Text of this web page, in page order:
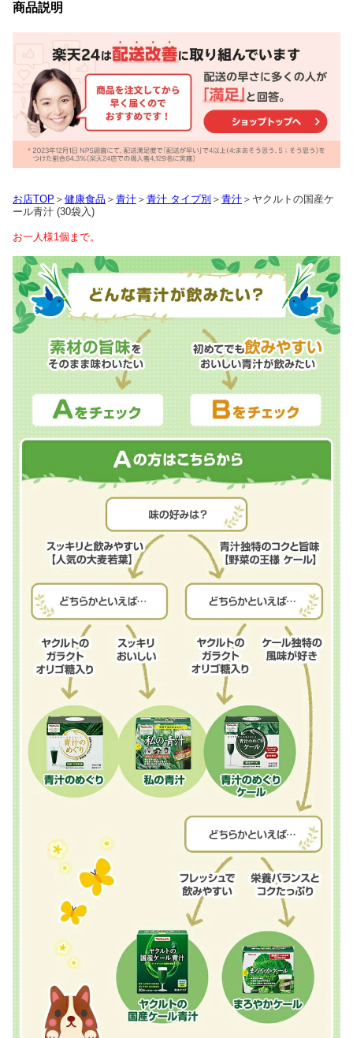
商品説明
お店TOP ＞ 健康食品 ＞ 青汁 ＞ 青汁 タイプ別 ＞ 青汁 ＞ヤクルトの国産ケ
ール青汁 (30袋入)
お一人様1個まで。